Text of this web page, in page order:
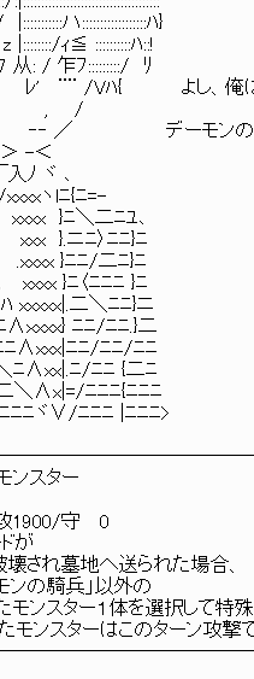
::::::::::::::::::ﾊ}
ｨ≦ ::::::::::ﾊ::!
ﾌ:::::::::/ ﾘ
ﾊ{ よし、俺はこ
/
の騎兵を攻
､
lﾆ{ﾆ=-
}ﾆ＼二ﾆﾕ､
ニﾆ〉ﾆﾆ}ﾆ
}ﾆﾆ/二ﾆ}ﾆ
}ﾆ〈ﾆﾆﾆ }ﾆ
二＼ﾆﾆ}ニ
xxx} ﾆﾆ/ﾆﾆ.}二
ﾆﾆ/ﾆﾆ/ﾆﾆ
∧xx|.ﾆ/ﾆﾆ {二ﾆ
∧x|=/ﾆﾆﾆ{ﾆﾆﾆ
ﾆヾ∨/ﾆﾆﾆ |ﾆﾆﾆ>
兵 効果モン
悪魔族/攻
のこのカ
破壊され墓地へ送ら
デーモンの騎兵
ンスター１体を選択して特
ンスターはこのターン攻